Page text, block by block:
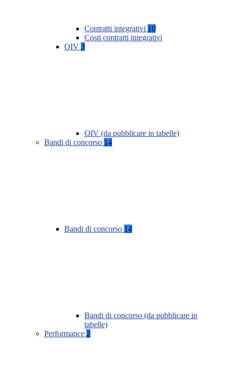
Contratti integrativi 10
Costi contratti integrativi
OIV 3
OIV (da pubblicare in tabelle)
Bandi di concorso 14
Bandi di concorso 14
Bandi di concorso (da pubblicare in
tabelle)
Performance 2